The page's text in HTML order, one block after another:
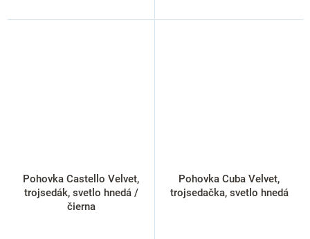
Pohovka Castello Velvet,
trojsedák, svetlo hnedá /
čierna
Pohovka Cuba Velvet,
trojsedačka, svetlo hnedá